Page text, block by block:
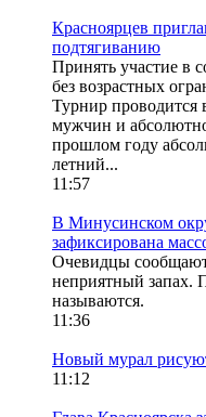
Красноярцев
подтягиванию
Принять участие в
без возрастных
Турнир проводится
мужчин и
прошлом году
летний...
11:57
В Минусинском
зафиксирована
Очевидцы
неприятный запах.
называются.
11:36
Новый мурал
11:12